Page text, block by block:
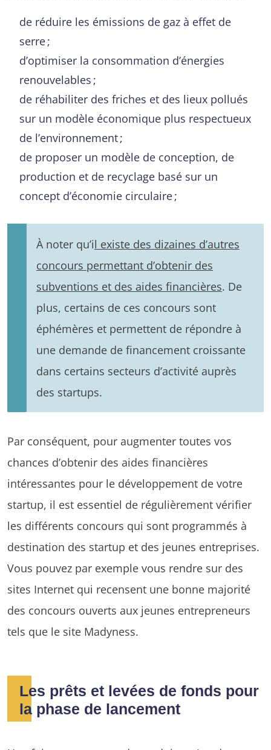
de réduire les émissions de gaz à effet de
serre ;
d’optimiser la consommation d’énergies
renouvelables ;
de réhabiliter des friches et des lieux pollués
sur un modèle économique plus respectueux
de l’environnement ;
de proposer un modèle de conception, de
production et de recyclage basé sur un
concept d’économie circulaire ;
À noter qu’il existe des dizaines d’autres
concours permettant d’obtenir des
subventions et des aides financières. De
plus, certains de ces concours sont
éphémères et permettent de répondre à
une demande de financement croissante
dans certains secteurs d’activité auprès
des startups.
Par conséquent, pour augmenter toutes vos
chances d’obtenir des aides financières
intéressantes pour le développement de votre
startup, il est essentiel de régulièrement vérifier
les différents concours qui sont programmés à
destination des startup et des jeunes entreprises.
Vous pouvez par exemple vous rendre sur des
sites Internet qui recensent une bonne majorité
des concours ouverts aux jeunes entrepreneurs
tels que le site Madyness.
Les prêts et levées de fonds pour
la phase de lancement